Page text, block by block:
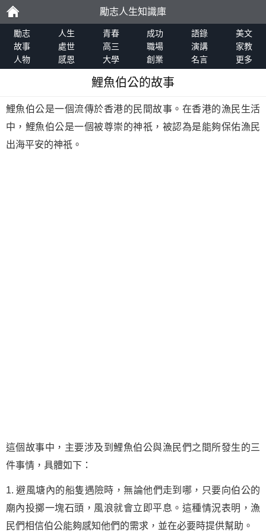
勵
志
勵志人生知識庫
勵志 人生 青春 成功 語錄
美文
故事
處世 高三 職場 演講
家教
人物
感恩 大學 創業 名言 更多
鯉魚伯公的故事
鯉魚伯公是一個流傳於香港的民間故事。在香港的漁民生活
中，鯉魚伯公是一個被尊崇的神祇，被認為是能夠保佑漁民
出海平安的神祇。
這個故事中，主要涉及到鯉魚伯公與漁民們之間所發生的三
件事情，具體如下：
1. 避風塘內的船隻遇險時，無論他們走到哪，只要向伯公的
廟內投擲一塊石頭，風浪就會立即平息。這種情況表明，漁
民們相信伯公能夠感知他們的需求，並在必要時提供幫助。